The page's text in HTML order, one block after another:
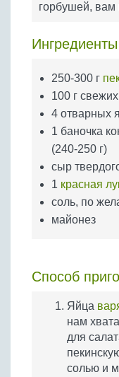
Бобовые
Крупы
горбушей, вам
Ингредиенты
250-300 г
100 г
4 отварных
1 баночка
(240-250 г)
сыр
1 красная
соль, по
майонез
Способ
Яйца
нам
для
солью и